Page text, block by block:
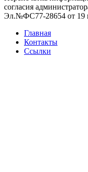
согласия
Эл.№ФС77-28654 от 19
Главная
Контакты
Ссылки